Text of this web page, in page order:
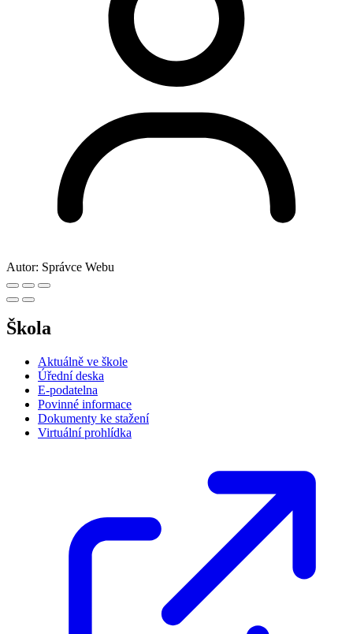
Autor: Správce Webu
Škola
Aktuálně ve škole
Úřední deska
E-podatelna
Povinné informace
Dokumenty ke stažení
Virtuální prohlídka